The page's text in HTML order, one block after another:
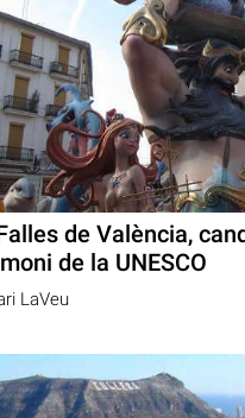
de València,
de la UNESCO
LaVeu